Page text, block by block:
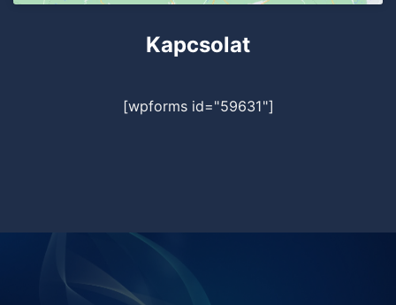
Kapcsolat
[wpforms id="59631"]